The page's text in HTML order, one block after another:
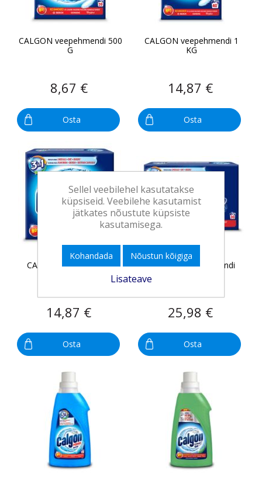
CALGON veepehmendi 500
G
8,67 €
Osta
CALGON veepehmendi 1
KG
14,87 €
Osta
CALGON veepehmendi
14,87 €
Osta
CALGON veepehmendi
25,98 €
Osta
Sellel veebilehel kasutatakse
küpsiseid. Veebilehe kasutamist
jätkates nõustute küpsiste
kasutamisega.
Kohandada Nõustun kõigiga
Lisateave